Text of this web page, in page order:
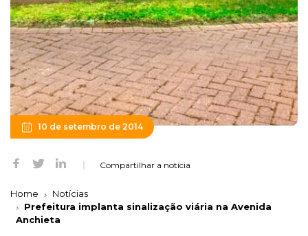
10 de setembro de 2014
Compartilhar a notícia
Home
Notícias
Prefeitura implanta sinalização viária na Avenida
Anchieta